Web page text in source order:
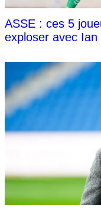
ASSE : ces 5
exploser avec Ian